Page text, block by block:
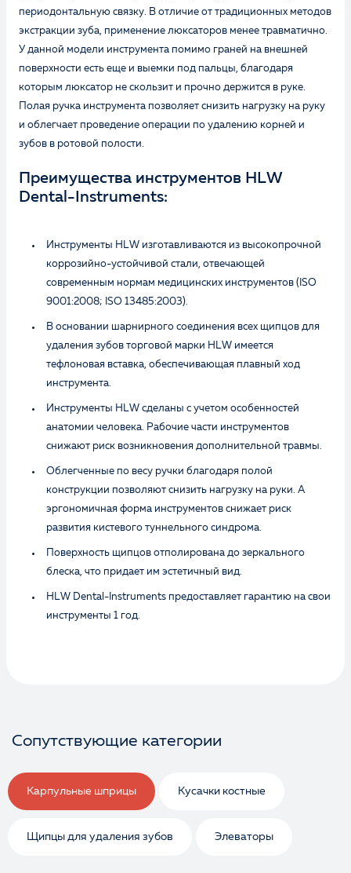
периодонтальную связку. В отличие от традиционных методов
экстракции зуба, применение люксаторов менее травматично.
У данной модели инструмента помимо граней на внешней
поверхности есть еще и выемки под пальцы, благодаря
которым люксатор не скользит и прочно держится в руке.
Полая ручка инструмента позволяет снизить нагрузку на руку
и облегчает проведение операции по удалению корней и
зубов в ротовой полости.
Преимущества инструментов HLW
Dental-Instruments:
Инструменты HLW изготавливаются из высокопрочной
коррозийно-устойчивой стали, отвечающей
современным нормам медицинских инструментов (ISO
9001:2008; ISO 13485:2003).
В основании шарнирного соединения всех щипцов для
удаления зубов торговой марки HLW имеется
тефлоновая вставка, обеспечивающая плавный ход
инструмента.
Инструменты HLW сделаны с учетом особенностей
анатомии человека. Рабочие части инструментов
снижают риск возникновения дополнительной травмы.
Облегченные по весу ручки благодаря полой
конструкции позволяют снизить нагрузку на руки. А
эргономичная форма инструментов снижает риск
развития кистевого туннельного синдрома.
Поверхность щипцов отполирована до зеркального
блеска, что придает им эстетичный вид.
HLW Dental-Instruments предоставляет гарантию на свои
инструменты 1 год.
Сопутствующие категории
Карпульные шприцы Кусачки костные
Щипцы для удаления зубов Элеваторы